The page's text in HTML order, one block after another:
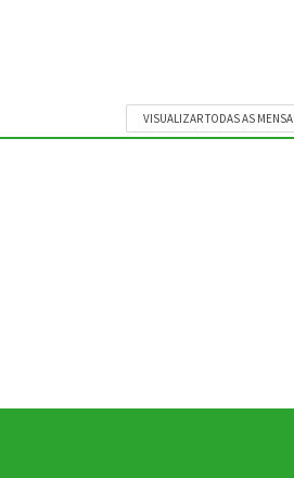
VISUALIZAR TODAS AS